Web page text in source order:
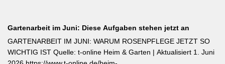
Abtrocknen des Taus, bevor die Mittagshitze ätherische Öle
verflüchtigt. Beim Schnitt empfehlen sich ganze Triebspitzen statt
einzelner Blätter — das fördert buschigen Neuaustrieb und
ermöglicht weitere Ernten im Sommer. Für die Trocknung werden
Gartenarbeit im Juni: Diese Aufgaben stehen jetzt an
GARTENARBEIT IM JUNI: WARUM ROSENPFLEGE JETZT SO
WICHTIG IST Quelle: t-online Heim & Garten | Aktualisiert 1. Juni